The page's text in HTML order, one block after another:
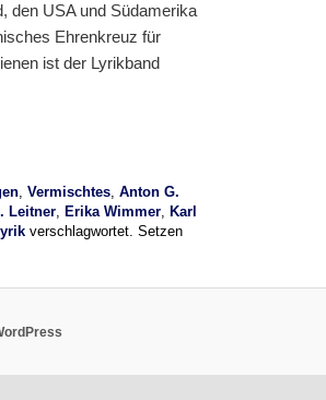
den USA und Südamerika
Ehrenkreuz für
ist der Lyrikband
, Vermischtes, Anton G.
Leitner, Erika Wimmer,
Karl
verschlagwortet. Setzen